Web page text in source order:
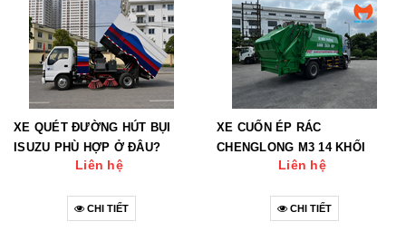
XE QUÉT ĐƯỜNG HÚT BỤI
ISUZU PHÙ HỢP Ở ĐÂU?
Liên hệ
CHI TIẾT
XE CUỐN ÉP RÁC
CHENGLONG M3 14 KHỐI
Liên hệ
CHI TIẾT